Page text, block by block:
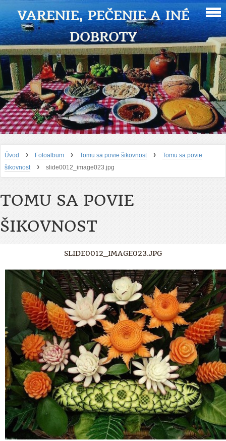
VARENIE, PEČENIE A INÉ
DOBROTY
Úvod › Fotoalbum › Tomu sa povie šikovnost ›
Tomu sa povie
šikovnost
› slide0012_image023.jpg
TOMU SA POVIE
ŠIKOVNOST
SLIDE0012_IMAGE023.JPG